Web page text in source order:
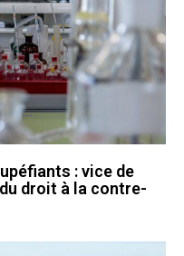
: vice de
droit à la contre-